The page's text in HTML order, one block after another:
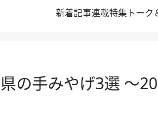
新着記事連載特集 トー
の手みやげ3選 ～